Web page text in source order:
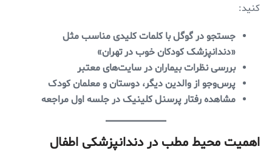
کنید:
جستجو در گوگل با کلمات کلیدی مناسب مثل
«دندانپزشک کودکان خوب در تهران»
بررسی نظرات بیماران در سایت‌های معتبر
پرس‌وجو از والدین دیگر، دوستان و معلمان کودک
مشاهده رفتار پرسنل کلینیک در جلسه اول مراجعه
اهمیت محیط مطب در دندانپزشکی اطفال